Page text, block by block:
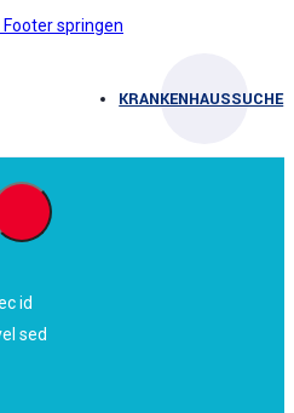
springen
KRANKENHAUSSUCHE
id
sed